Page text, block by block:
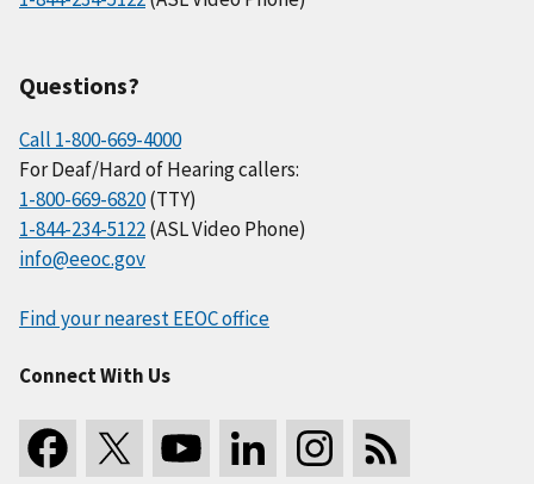
Questions?
Call 1-800-669-4000
For Deaf/Hard of Hearing callers:
1-800-669-6820(TTY)
1-844-234-5122(ASL Video Phone)
info@eeoc.gov
Find your nearest EEOC office
Connect With Us